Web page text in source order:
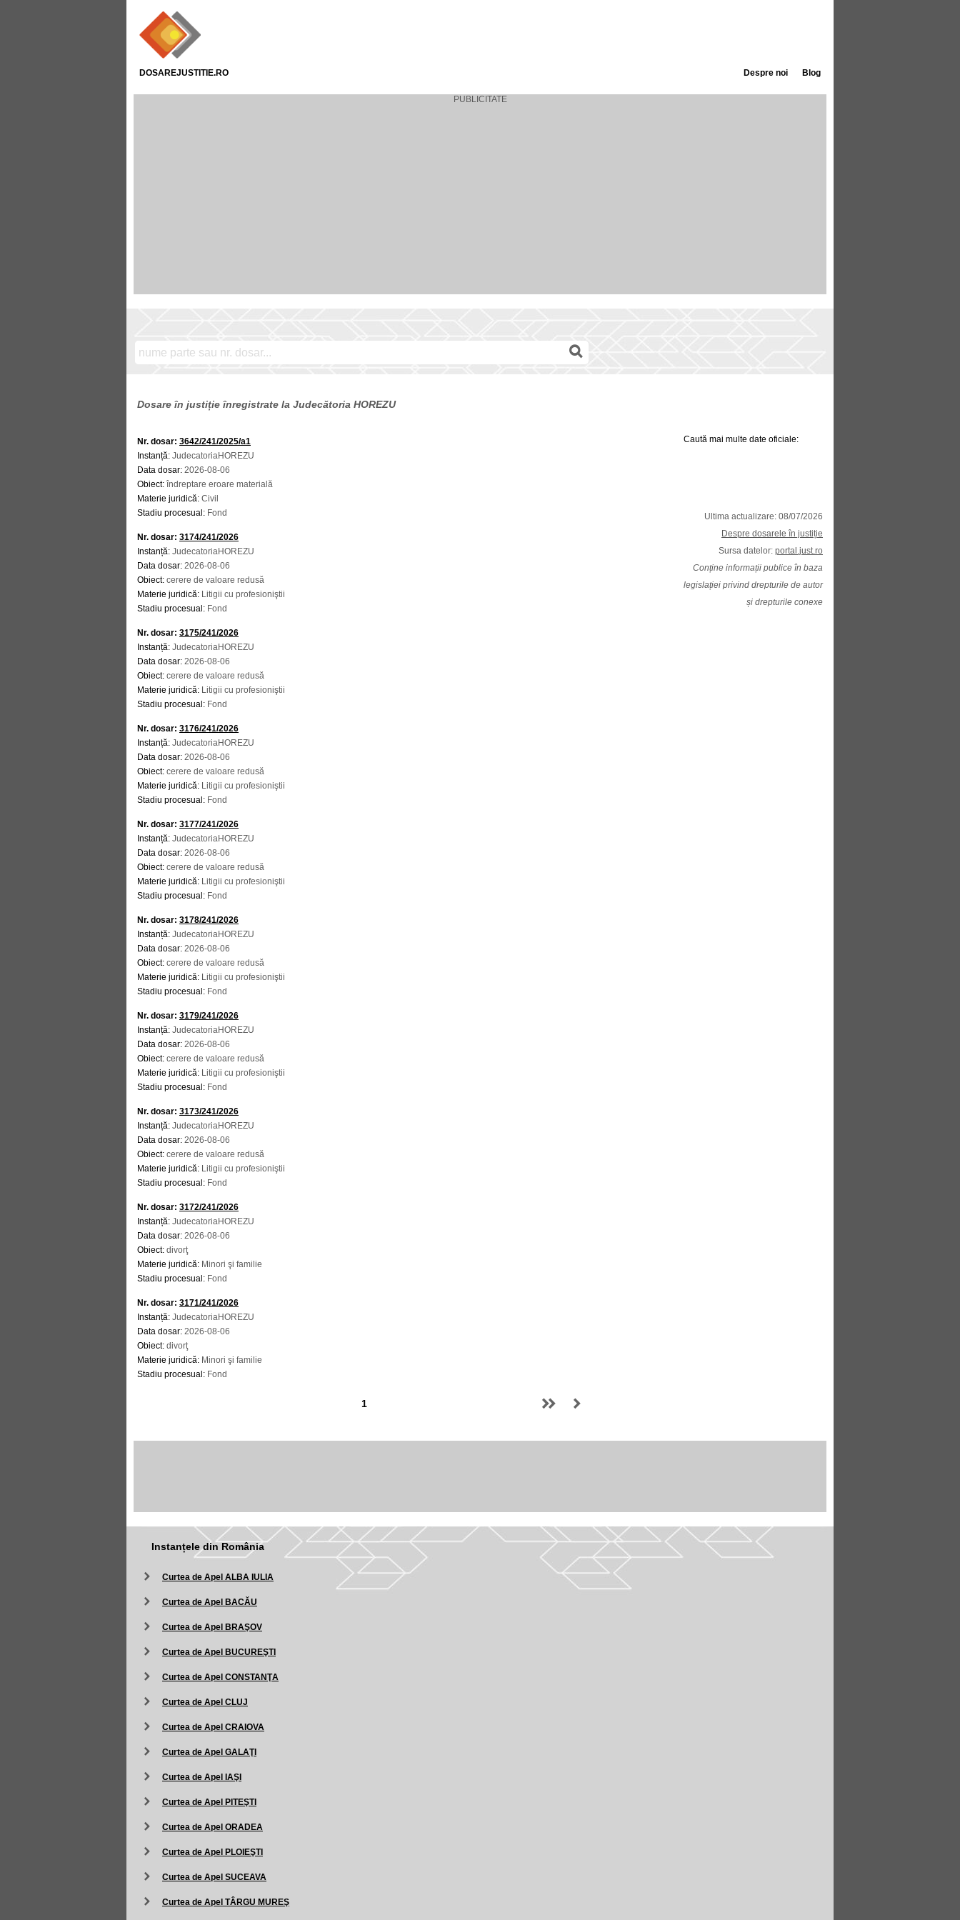
DOSAREJUSTITIE.RO Blog
Despre noi
Dosare în justiție înregistrate la Judecătoria HOREZU
Nr. dosar: 3642/241/2025/a1
Instanță: JudecatoriaHOREZU
Data dosar: 2026-08-06
Obiect: îndreptare eroare materială
Materie juridică: Civil
Stadiu procesual: Fond
Nr. dosar: 3174/241/2026
Instanță: JudecatoriaHOREZU
Data dosar: 2026-08-06
Obiect: cerere de valoare redusă
Materie juridică: Litigii cu profesioniştii
Stadiu procesual: Fond
Nr. dosar: 3175/241/2026
Instanță: JudecatoriaHOREZU
Data dosar: 2026-08-06
Obiect: cerere de valoare redusă
Materie juridică: Litigii cu profesioniştii
Stadiu procesual: Fond
Nr. dosar: 3176/241/2026
Instanță: JudecatoriaHOREZU
Data dosar: 2026-08-06
Obiect: cerere de valoare redusă
Materie juridică: Litigii cu profesioniştii
Stadiu procesual: Fond
Nr. dosar: 3177/241/2026
Instanță: JudecatoriaHOREZU
Data dosar: 2026-08-06
Obiect: cerere de valoare redusă
Materie juridică: Litigii cu profesioniştii
Stadiu procesual: Fond
Nr. dosar: 3178/241/2026
Instanță: JudecatoriaHOREZU
Data dosar: 2026-08-06
Obiect: cerere de valoare redusă
Materie juridică: Litigii cu profesioniştii
Stadiu procesual: Fond
Nr. dosar: 3179/241/2026
Instanță: JudecatoriaHOREZU
Data dosar: 2026-08-06
Obiect: cerere de valoare redusă
Materie juridică: Litigii cu profesioniştii
Stadiu procesual: Fond
Nr. dosar: 3173/241/2026
Instanță: JudecatoriaHOREZU
Data dosar: 2026-08-06
Obiect: cerere de valoare redusă
Materie juridică: Litigii cu profesioniştii
Stadiu procesual: Fond
Nr. dosar: 3172/241/2026
Instanță: JudecatoriaHOREZU
Data dosar: 2026-08-06
Obiect: divorţ
Materie juridică: Minori şi familie
Stadiu procesual: Fond
Nr. dosar: 3171/241/2026
Instanță: JudecatoriaHOREZU
Data dosar: 2026-08-06
Obiect: divorţ
Materie juridică: Minori şi familie
Stadiu procesual: Fond
Caută mai multe date oficiale:
Ultima actualizare: 08/07/2026
Despre dosarele în justiție
Sursa datelor: portal.just.ro
Conține informații publice în baza
legislației privind drepturile de autor
și drepturile conexe
Instanțele din România
Curtea de Apel ALBA IULIA
Curtea de Apel BACĂU
Curtea de Apel BRAŞOV
Curtea de Apel BUCUREŞTI
Curtea de Apel CONSTANŢA
Curtea de Apel CLUJ
Curtea de Apel CRAIOVA
Curtea de Apel GALAŢI
Curtea de Apel IAŞI
Curtea de Apel PITEŞTI
Curtea de Apel ORADEA
Curtea de Apel PLOIEŞTI
Curtea de Apel SUCEAVA
Curtea de Apel TÂRGU MUREŞ